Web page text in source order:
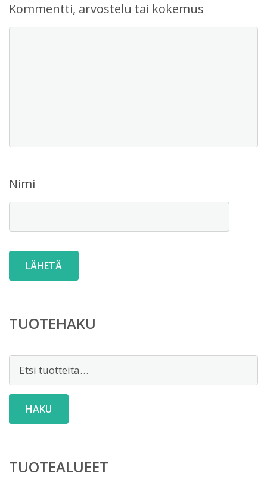
Kommentti, arvostelu tai kokemus
Nimi
TUOTEHAKU
Etsi:
HAKU
TUOTEALUEET